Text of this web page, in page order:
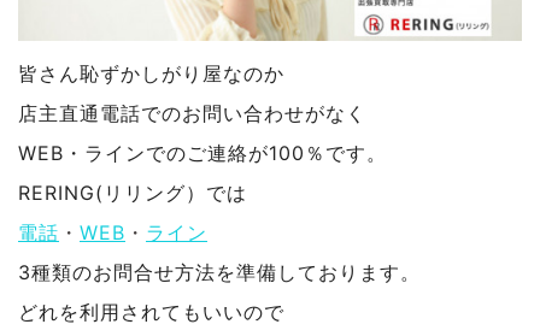
皆さん恥ずかしがり屋なのか
店主直通電話でのお問い合わせがなく
WEB・ラインでのご連絡が100％です。
RERING(リリング）では
電話 ・ WEB ・ ライン
3種類のお問合せ方法を準備しております。
どれを利用されてもいいので